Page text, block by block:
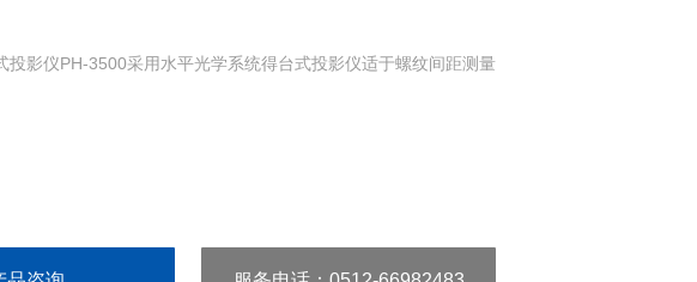
投影仪PH-3500采用水平光学系统得台式投影仪适于螺纹间距测量